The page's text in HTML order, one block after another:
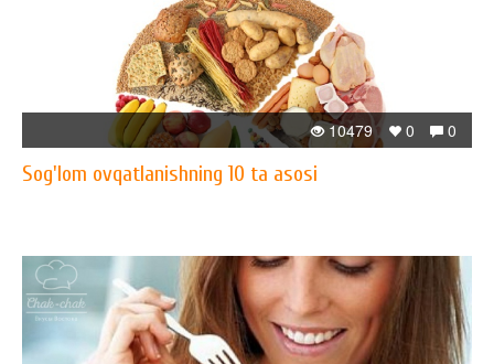
0
0
10479
Sog'lom ovqatlanishning 10 ta asosi